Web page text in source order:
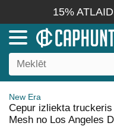
15%
New Era
Cepur izliekta
Mesh no Los Angeles